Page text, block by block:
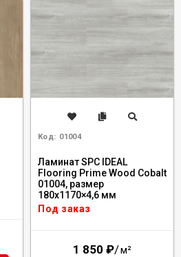
Код: 01004
Ламинат SPC IDEAL
Flooring Prime Wood Cobalt
01004, размер
180x1170×4,6 мм
Под заказ
1 850 ₽/м²